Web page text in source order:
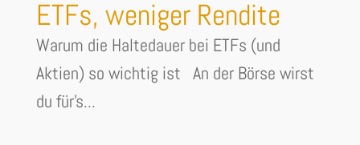
ETFs, weniger Rendite
Warum die Haltedauer bei ETFs (und
Aktien) so wichtig ist An der Börse wirst
du für's...